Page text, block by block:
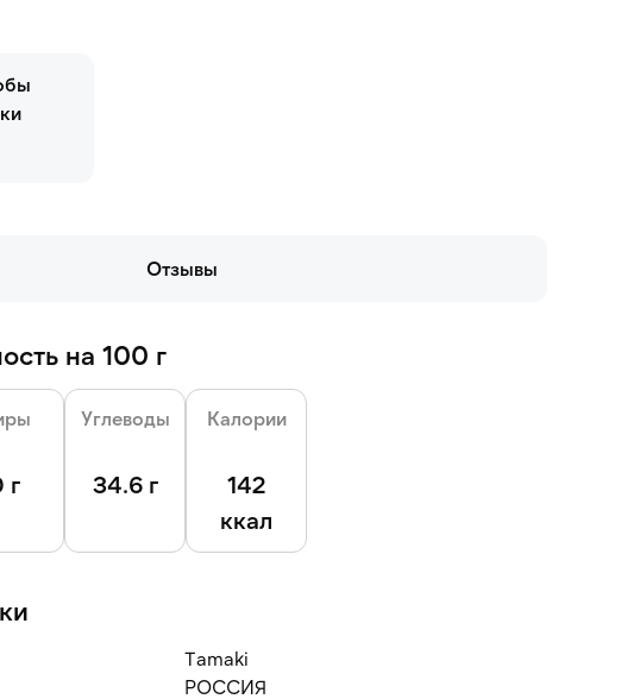
Отзывы
на 100 г
г
Углеводы
34.6 г
Калории
142
ккал
Tamaki
РОССИЯ